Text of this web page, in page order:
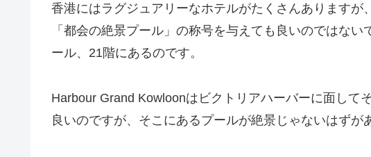
香港にはラグジュアリーなホテルがたくさんありますが
「都会の絶景プール」の称号を与えても良いのではな
ール、21階にあるのです。
Harbour Grand Kowloonはビクトリアハーバーに面して
良いのですが、そこにあるプールが絶景じゃないはずが